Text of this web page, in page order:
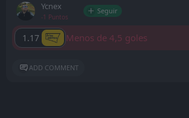
Ycnex
-1 Puntos
Seguir
1.17 Menos de 4,5 goles
ADD COMMENT